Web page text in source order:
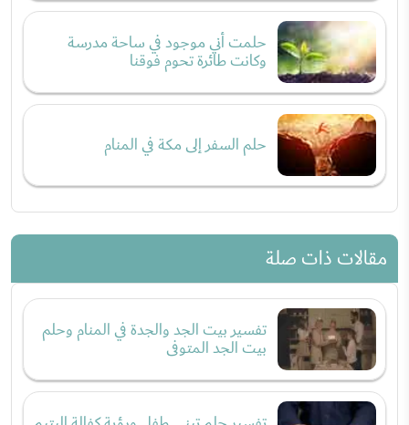
حلمت أني موجود في ساحة مدرسة
وكانت طائرة تحوم فوقنا
حلم السفر إلى مكة في المنام
مقالات ذات صلة
تفسير بيت الجد والجدة في المنام وحلم
بيت الجد المتوفى